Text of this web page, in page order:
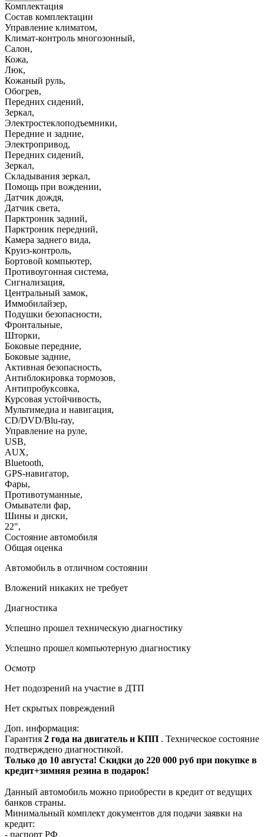
Комплектация
Состав комплектации
Управление климатом,
Климат-контроль многозонный,
Салон,
Кожа,
Люк,
Кожаный руль,
Обогрев,
Передних сидений,
Зеркал,
Электростеклоподъемники,
Передние и задние,
Электропривод,
Передних сидений,
Зеркал,
Складывания зеркал,
Помощь при вождении,
Датчик дождя,
Датчик света,
Парктроник задний,
Парктроник передний,
Камера заднего вида,
Круиз-контроль,
Бортовой компьютер,
Противоугонная система,
Сигнализация,
Центральный замок,
Иммобилайзер,
Подушки безопасности,
Фронтальные,
Шторки,
Боковые передние,
Боковые задние,
Активная безопасность,
Антиблокировка тормозов,
Антипробуксовка,
Курсовая устойчивость,
Мультимедиа и навигация,
CD/DVD/Blu-ray,
Управление на руле,
USB,
AUX,
Bluetooth,
GPS-навигатор,
Фары,
Противотуманные,
Омыватели фар,
Шины и диски,
22",
Состояние автомобиля
Общая оценка
Автомобиль в отличном состоянии
Вложений никаких не требует
Диагностика
Успешно прошел техническую диагностику
Успешно прошел компьютерную диагностику
Осмотр
Нет подозрений на участие в ДТП
Нет скрытых повреждений
Доп. информация:
Гарантия 2 года на двигатель и КПП . Техническое состояние
подтверждено диагностикой.
Только до 10 августа! Скидки до 220 000 руб при покупке в
кредит+зимняя резина в подарок!
Данный автомобиль можно приобрести в кредит от ведущих
банков страны.
Минимальный комплект документов для подачи заявки на
кредит:
- паспорт РФ